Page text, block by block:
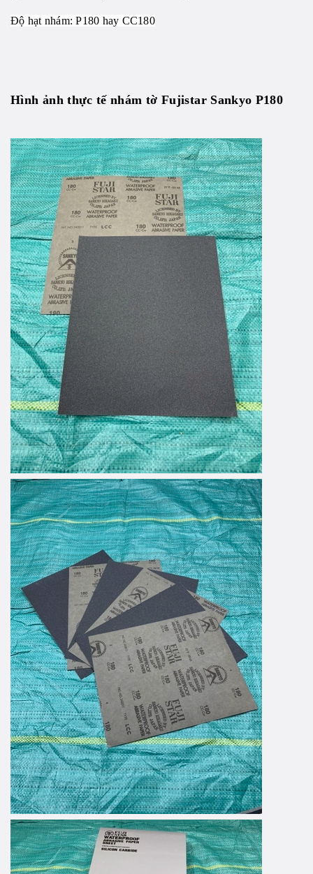
Độ hạt nhám: P180 hay CC180
Hình ảnh thực tếnhám tờ Fujistar Sankyo P180